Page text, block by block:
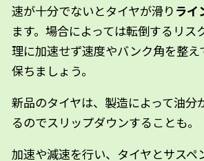
速が十分でないとタイヤが滑り ライ
ます。場合によっては転倒するリス
理に加速せず速度やバンク角を整え
保ちましょう。
新品のタイヤは、製造によって油分
るのでスリップダウンすることも。
加速や減速を行い、タイヤとサスペ